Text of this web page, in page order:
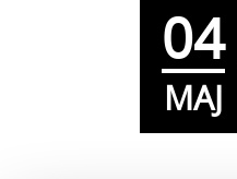
04
MAJ